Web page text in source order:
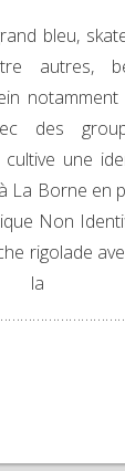
bleu,
autres,
des
cultive une
La Borne en
Non
rigolade